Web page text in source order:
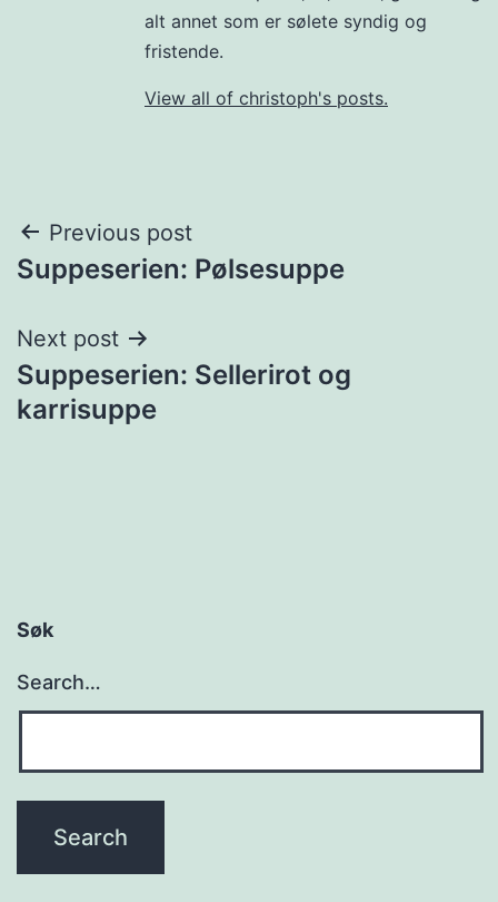
alt annet som er sølete syndig og
fristende.
View all of christoph's posts.
Post
navigation
Previous post
Suppeserien: Pølsesuppe
Next post
Suppeserien: Sellerirot og
karrisuppe
Søk
Search…